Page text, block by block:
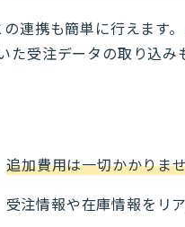
連携も簡単に行えます
た受注データの取り込み
追加費用は一切かかりま
注情報や在庫情報をリ